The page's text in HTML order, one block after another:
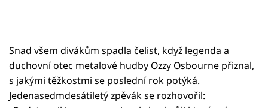
Snad všem divákům spadla čelist, když legenda a
duchovní otec metalové hudby Ozzy Osbourne přiznal,
s jakými těžkostmi se poslední rok potýká.
Jedenasedmdesátiletý zpěvák se rozhovořil: